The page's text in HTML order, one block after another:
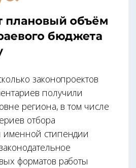
законопроектов
получили
региона, в том числе
отбора
стипендии
форматов работы